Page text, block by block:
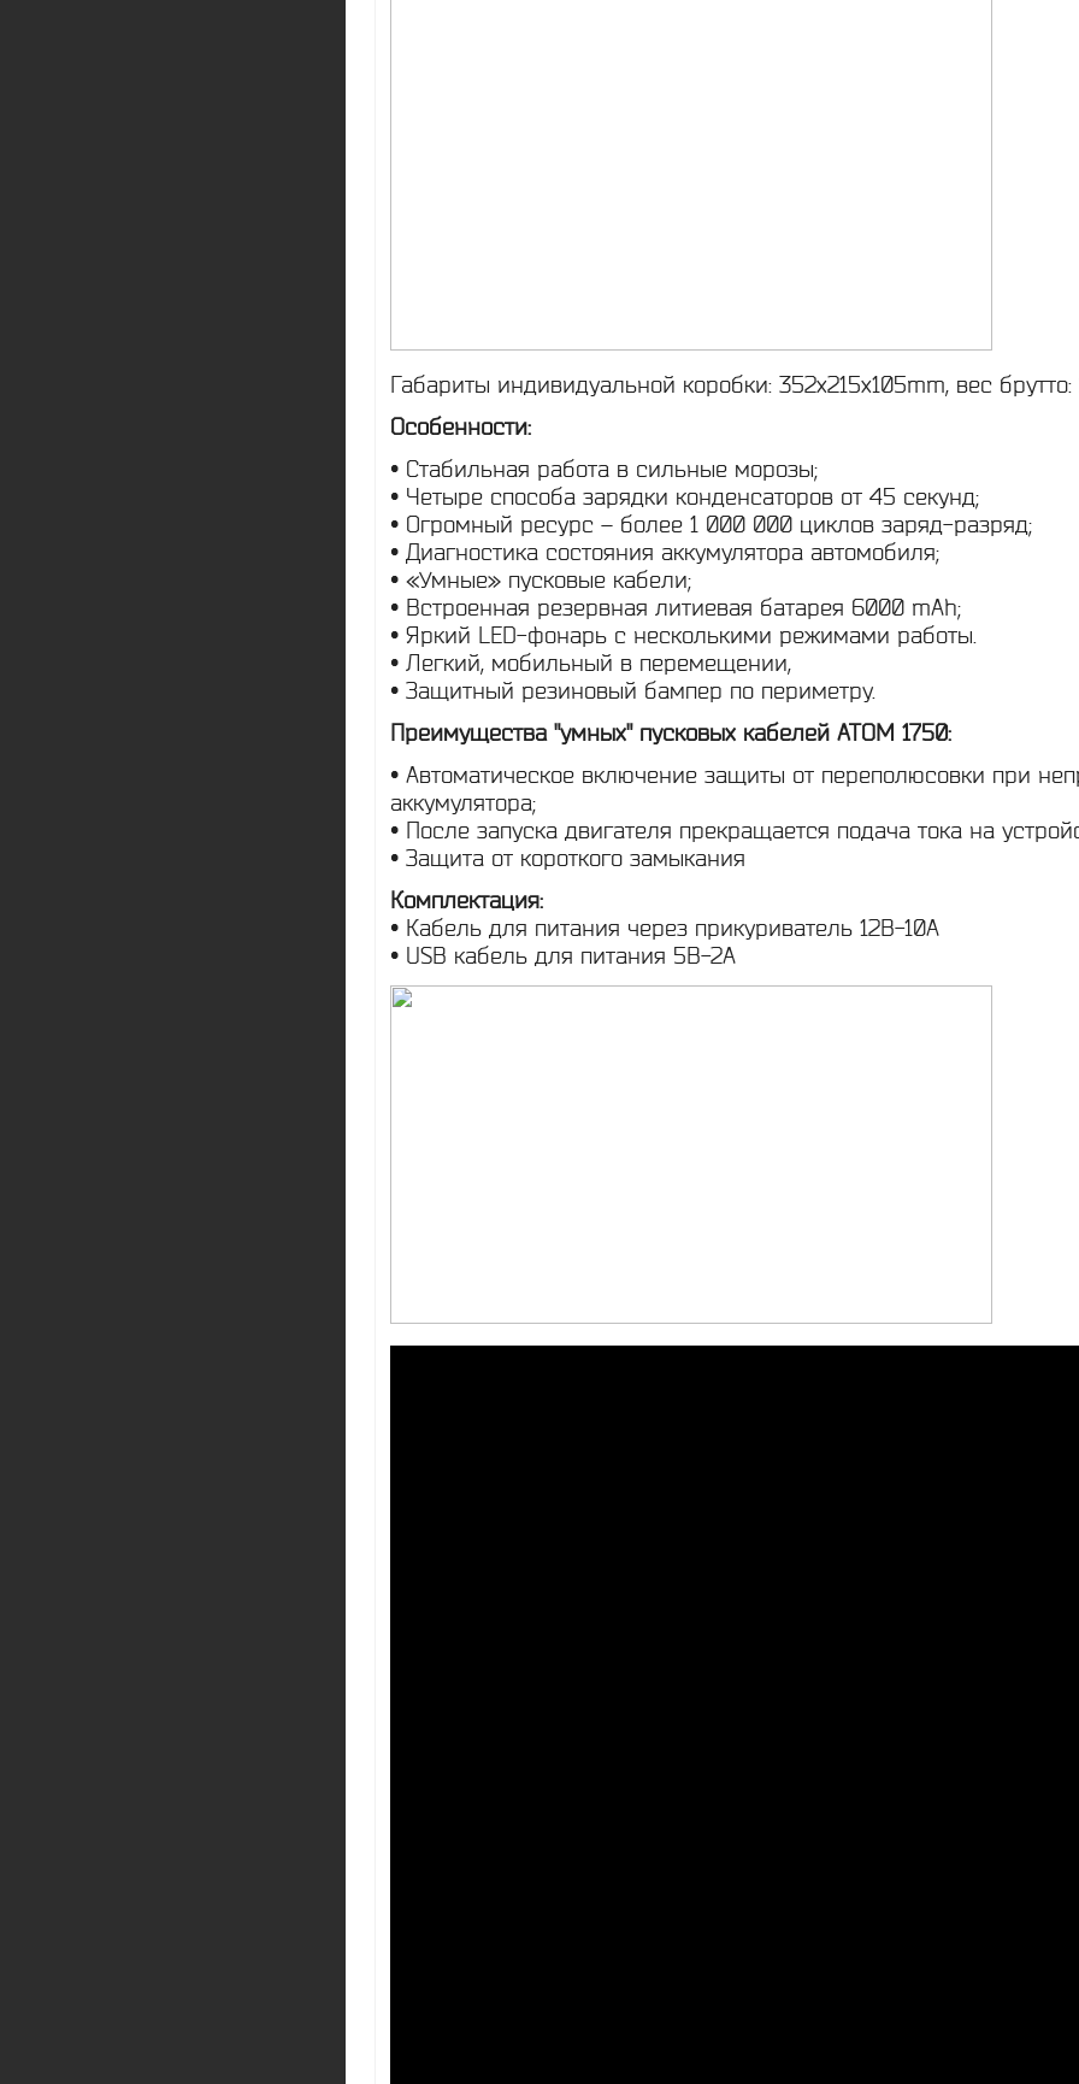
Габариты индивидуальной коробки: 352x215x105mm, вес брутто:
Особенности:
• Стабильная работа в сильные морозы;
• Четыре способа зарядки конденсаторов от 45 секунд;
• Огромный ресурс – более 1 000 000 циклов заряд-разряд;
• Диагностика состояния аккумулятора автомобиля;
• «Умные» пусковые кабели;
• Встроенная резервная литиевая батарея 6000 mAh;
• Яркий LED-фонарь с несколькими режимами работы.
• Легкий, мобильный в перемещении,
• Защитный резиновый бампер по периметру.
Преимущества "умных" пусковых кабелей ATOM 1750:
• Автоматическое включение защиты от переполюсовки при
аккумулятора;
• После запуска двигателя прекращается подача тока на
• Защита от короткого замыкания
Комплектация:
• Кабель для питания через прикуриватель 12В-10А
• USB кабель для питания 5В-2A